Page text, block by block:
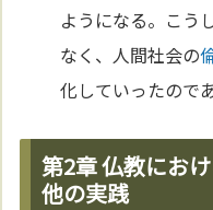
ようになる。こう
なく、人間社会の
化していったので
第2章 仏教にお
他の実践